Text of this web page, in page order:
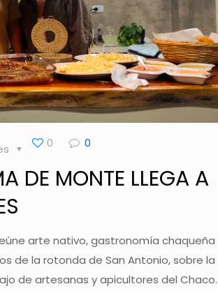
0 0
DE MONTE LLEGA A
arte nativo, gastronomía chaqueña
de la rotonda de San Antonio, sobre la
de artesanas y apicultores del Chaco.